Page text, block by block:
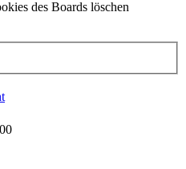
des Boards löschen